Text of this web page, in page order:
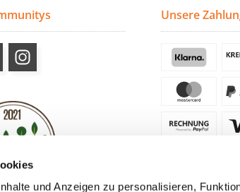
und Anzeigen zu personalisieren,
Unsere